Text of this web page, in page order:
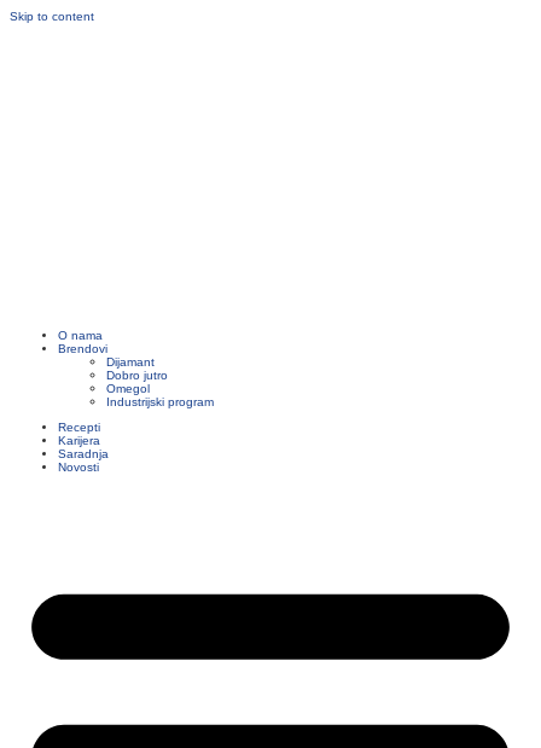
Skip to content
O nama
Brendovi
Dijamant
Dobro jutro
Omegol
Industrijski program
Recepti
Karijera
Saradnja
Novosti